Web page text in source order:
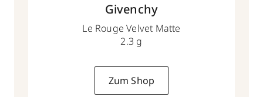
Givenchy
Le Rouge Velvet Matte
2.3 g
Zum Shop